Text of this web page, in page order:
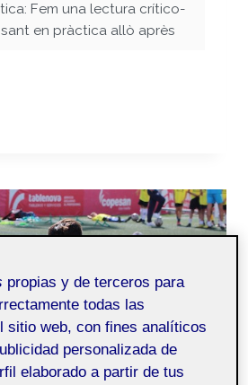
Fem una lectura crítico-
en pràctica allò après
propias y de terceros para
todas las
sitio web, con fines analíticos
personalizada de
elaborado a partir de tus